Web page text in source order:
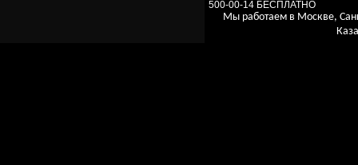
500-00-14 БЕСПЛАТНО
Мы работаем в Москве,